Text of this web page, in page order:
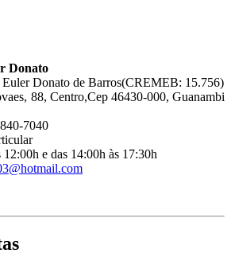
Donato
Euler Donato de Barros(CREMEB: 15.756)
88, Centro,Cep 46430-000, Guanambi
7040
e das 14:00h às 17:30h